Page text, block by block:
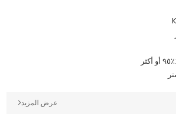
٪٩٥ أو أكثر
عرض المزيد